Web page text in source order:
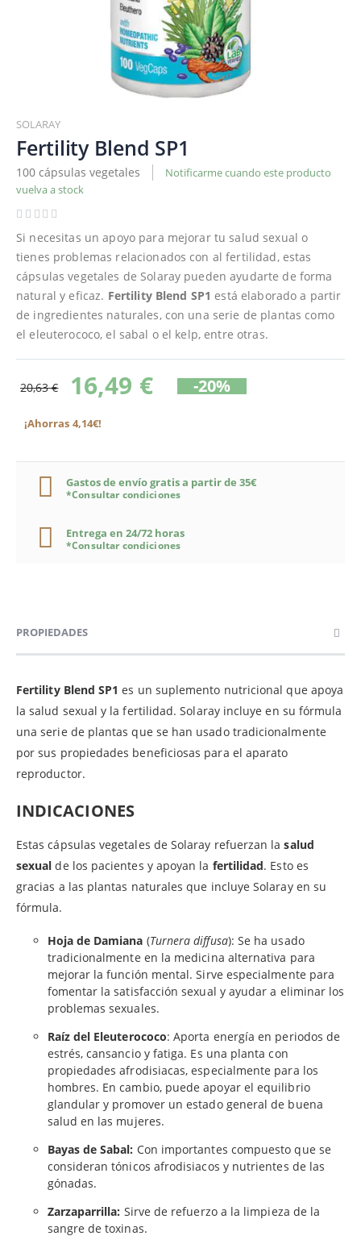
al
comienzo
de
la
galería
de
SOLARAY
Fertility Blend SP1
100 cápsulas vegetales
Notificarme cuando este producto
vuelva a stock
Si necesitas un apoyo para mejorar tu salud sexual o
tienes problemas relacionados con al fertilidad, estas
cápsulas vegetales de Solaray pueden ayudarte de forma
natural y eficaz. Fertility Blend SP1 está elaborado a partir
de ingredientes naturales, con una serie de plantas como
el eleuterococo, el sabal o el kelp, entre otras.
20,63 € 16,49 € -20%
¡Ahorras 4,14€!
Gastos de envío gratis a partir de 35€
*Consultar condiciones
Entrega en 24/72 horas
*Consultar condiciones
PROPIEDADES
Fertility Blend SP1 es un suplemento nutricional que apoya
la salud sexual y la fertilidad. Solaray incluye en su fórmula
una serie de plantas que se han usado tradicionalmente
por sus propiedades beneficiosas para el aparato
reproductor.
INDICACIONES
Estas cápsulas vegetales de Solaray refuerzan lasalud
sexual de los pacientes y apoyan la fertilidad. Esto es
gracias a las plantas naturales que incluye Solaray en su
fórmula.
Hoja de Damiana (Turnera diffusa): Se ha usado
tradicionalmente en la medicina alternativa para
mejorar la función mental. Sirve especialmente para
fomentar la satisfacción sexual y ayudar a eliminar los
problemas sexuales.
Raíz del Eleuterococo: Aporta energía en periodos de
estrés, cansancio y fatiga. Es una planta con
propiedades afrodisiacas, especialmente para los
hombres. En cambio, puede apoyar el equilibrio
glandular y promover un estado general de buena
salud en las mujeres.
Bayas de Sabal: Con importantes compuesto que se
consideran tónicos afrodisiacos y nutrientes de las
gónadas.
Zarzaparrilla: Sirve de refuerzo a la limpieza de la
sangre de toxinas.